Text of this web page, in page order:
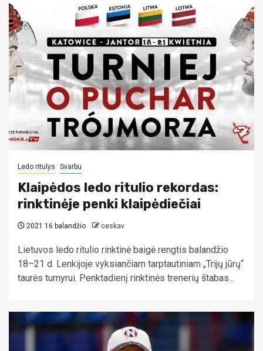
Ledo ritulys Svarbu
Klaipėdos ledo ritulio rekordas:
rinktinėje penki klaipėdiečiai
2021 16 balandžio ceskav
Lietuvos ledo ritulio rinktinė baigė rengtis balandžio
18–21 d. Lenkijoje vyksiančiam tarptautiniam „Trijų jūrų“
taurės turnyrui. Penktadienį rinktinės trenerių štabas...